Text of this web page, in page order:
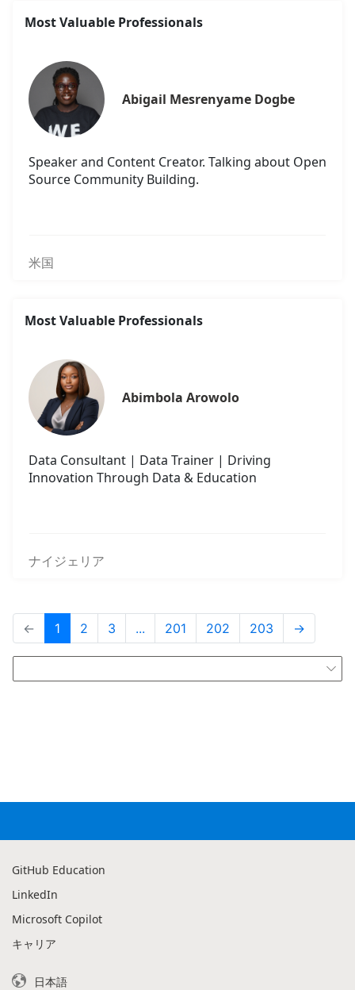
Most Valuable Professionals
Abigail Mesrenyame Dogbe
Speaker and Content Creator. Talking about Open
Source Community Building.
米国
Most Valuable Professionals
Abimbola Arowolo
Data Consultant | Data Trainer | Driving
Innovation Through Data & Education
ナイジェリア
← 1 2 3 ... 201 202 203 →

GitHub Education
LinkedIn
Microsoft Copilot
キャリア
日本語